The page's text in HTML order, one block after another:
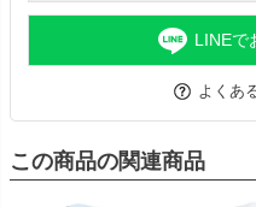
LINEで
よくあ
この商品の関連商品